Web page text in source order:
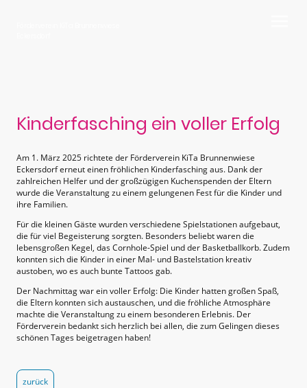
Kinderfasching ein voller Erfolg
Am 1. März 2025 richtete der Förderverein KiTa Brunnenwiese
Eckersdorf erneut einen fröhlichen Kinderfasching aus. Dank der
zahlreichen Helfer und der großzügigen Kuchenspenden der Eltern
wurde die Veranstaltung zu einem gelungenen Fest für die Kinder und
ihre Familien.
Für die kleinen Gäste wurden verschiedene Spielstationen aufgebaut,
die für viel Begeisterung sorgten. Besonders beliebt waren die
lebensgroßen Kegel, das Cornhole-Spiel und der Basketballkorb. Zudem
konnten sich die Kinder in einer Mal- und Bastelstation kreativ
austoben, wo es auch bunte Tattoos gab.
Der Nachmittag war ein voller Erfolg: Die Kinder hatten großen Spaß,
die Eltern konnten sich austauschen, und die fröhliche Atmosphäre
machte die Veranstaltung zu einem besonderen Erlebnis. Der
Förderverein bedankt sich herzlich bei allen, die zum Gelingen dieses
schönen Tages beigetragen haben!
zurück